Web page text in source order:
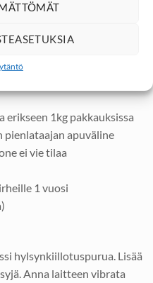
lorauksen
kirkkaamman
1kg pakkauksissa
apuväline
ei vie tilaa
1 vuosi
hylsynkiillotuspurua. Lisää
Anna laitteen vibrata